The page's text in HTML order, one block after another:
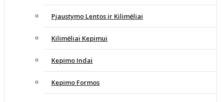
Pjaustymo Lentos ir Kilimėliai
Kilimėliai Kepimui
Kepimo Indai
Kepimo Formos